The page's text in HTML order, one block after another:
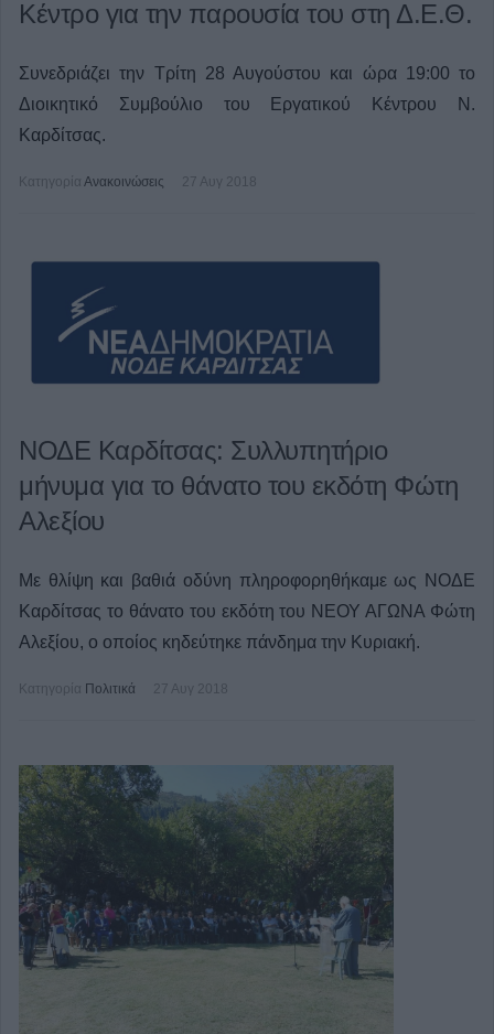
Κέντρο για την παρουσία του στη Δ.Ε.Θ.
Συνεδριάζει την Τρίτη 28 Αυγούστου και ώρα 19:00 το
Διοικητικό Συμβούλιο του Εργατικού Κέντρου Ν.
Καρδίτσας.
Κατηγορία Ανακοινώσεις 27 Αυγ 2018
ΝΟΔΕ Καρδίτσας: Συλλυπητήριο
μήνυμα για το θάνατο του εκδότη Φώτη
Αλεξίου
Με θλίψη και βαθιά οδύνη πληροφορηθήκαμε ως ΝΟΔΕ
Καρδίτσας το θάνατο του εκδότη του ΝΕΟΥ ΑΓΩΝΑ Φώτη
Αλεξίου, ο οποίος κηδεύτηκε πάνδημα την Κυριακή.
Κατηγορία Πολιτικά 27 Αυγ 2018